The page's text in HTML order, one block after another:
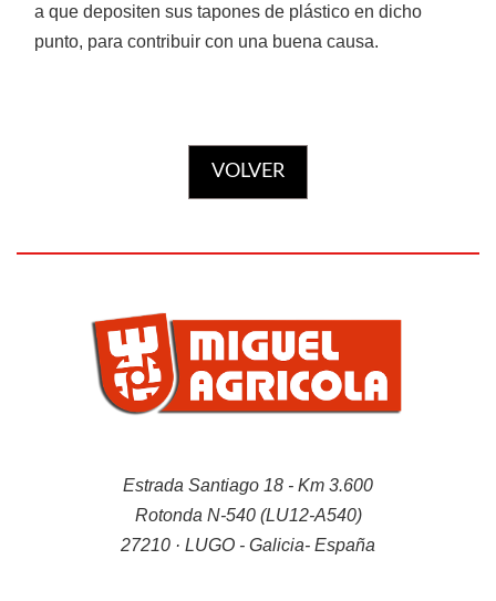
a que depositen sus tapones de plástico en dicho
punto, para contribuir con una buena causa.
VOLVER
Estrada Santiago 18 - Km 3.600
Rotonda N-540 (LU12-A540)
27210 · LUGO - Galicia- España